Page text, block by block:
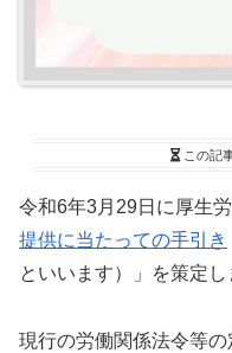
この記
令和6年3月29日に厚生労
提供に当たっての手引き
といいます）」を策定し
現行の労働関係法令等